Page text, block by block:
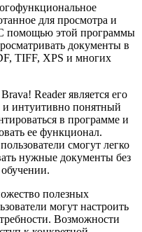
для просмотра и
помощью этой программы
документы в
TIFF, XPS и многих
Reader является его
и интуитивно понятный
в программе и
ее функционал.
смогут легко
нужные документы без
полезных
могут настроить
Возможности